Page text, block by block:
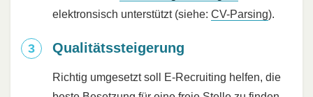
elektronsisch unterstützt (siehe: CV-Parsing).
Qualitätssteigerung
Richtig umgesetzt soll E-Recruiting helfen, die